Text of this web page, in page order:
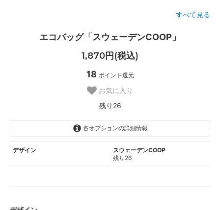
すべて見る
エコバッグ「スウェーデンCOOP」
1,870円(税込)
18 ポイント還元
お気に入り
残り26
各オプションの詳細情報
デザイン
スウェーデンCOOP
残り26